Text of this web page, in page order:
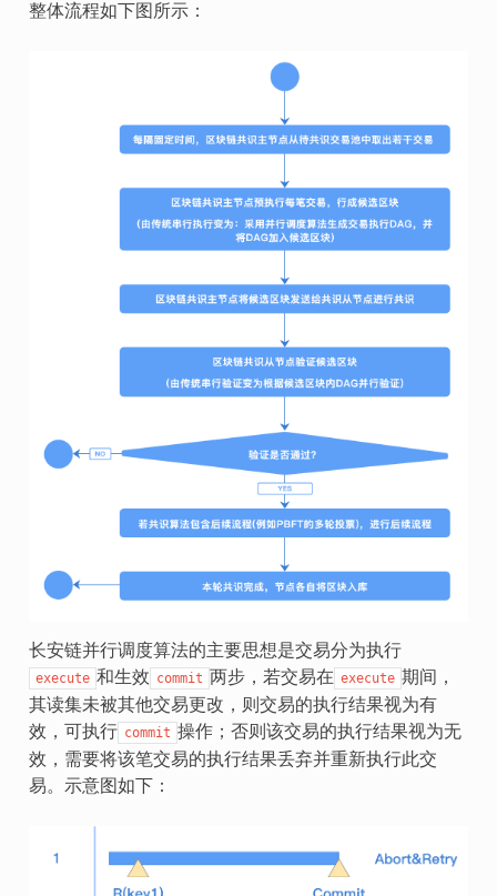
整体流程如下图所示：
长安链并行调度算法的主要思想是交易分为执行
execute 和生效 commit 两步，若交易在 execute 期间，
其读集未被其他交易更改，则交易的执行结果视为有
效，可执行 commit 操作；否则该交易的执行结果视为无
效，需要将该笔交易的执行结果丢弃并重新执行此交
易。示意图如下：